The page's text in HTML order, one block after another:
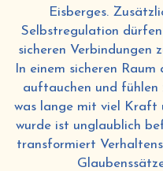
Eisberges.
Selbstregulation
sicheren Verbindungen
In einem sicheren Raum
auftauchen und fühlen
was lange mit viel Kraft
wurde ist unglaublich
transformiert